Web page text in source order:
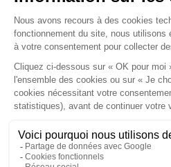
Écosystème
Carrières
Honoraires
Contacts
Mentions légales
Plan du site
Espace client